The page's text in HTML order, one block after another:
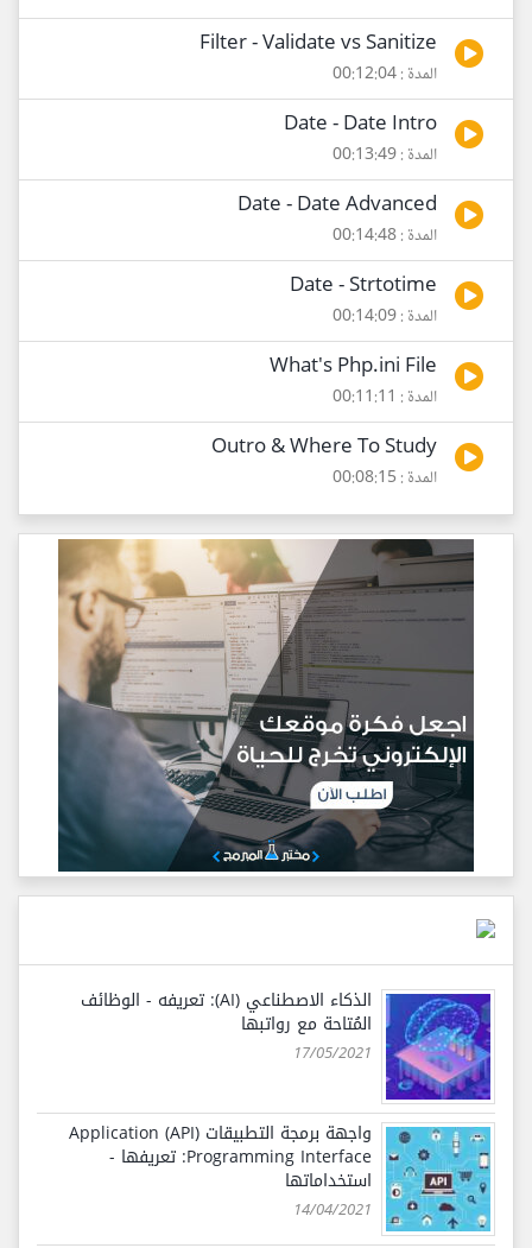
Filter - Validate vs Sanitize
المدة : 00:12:04
Date - Date Intro
المدة : 00:13:49
Date - Date Advanced
المدة : 00:14:48
Date - Strtotime
المدة : 00:14:09
What's Php.ini File
المدة : 00:11:11
Outro & Where To Study
المدة : 00:08:15
الذكاء الاصطناعي (AI): تعريفه - الوظائف
المُتاحة مع رواتبها
17/05/2021
واجهة برمجة التطبيقات (API) Application
Programming Interface: تعريفها -
استخداماتها
14/04/2021